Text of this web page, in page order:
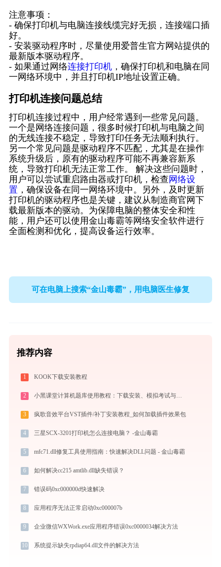
注意事项：
- 确保打印机与电脑连接线缆完好无损，连接端口插
好。
- 安装驱动程序时，尽量使用爱普生官方网站提供的
最新版本驱动程序。
- 如果通过网络连接打印机，确保打印机和电脑在同
一网络环境中，并且打印机IP地址设置正确。
打印机连接问题总结
打印机连接过程中，用户经常遇到一些常见问题。
一个是网络连接问题，很多时候打印机与电脑之间
的无线连接不稳定，导致打印任务无法顺利执行。
另一个常见问题是驱动程序不匹配，尤其是在操作
系统升级后，原有的驱动程序可能不再兼容新系
统，导致打印机无法正常工作。 解决这些问题时，
用户可以尝试重启路由器或打印机，检查 网络设
置 ，确保设备在同一网络环境中。另外，及时更新
打印机的驱动程序也是关键，建议从制造商官网下
载最新版本的驱动。为保障电脑的整体安全和性
能，用户还可以使用金山毒霸等网络安全软件进行
全面检测和优化，提高设备运行效率。
可在电脑上搜索“金山毒霸”，用电脑医生修复
推荐内容
1 KOOK下载安装教程
2 小黑课堂计算机题库使用教程：下载安装、模拟考试与高效刷题全攻略
3 疯歌音效平台VST插件/补丁安装教程_如何加载插件效果包
4 三星SCX-3201打印机怎么连接电脑？ -金山毒霸
5 mfc71.dll修复工具使用指南：快速解决DLL问题 - 金山毒霸
6 如何解决cc215 amtlib.dll缺失错误？
7 错误码0xc000000d快速解决
8 应用程序无法正常启动0xc000007b
9 企业微信WXWork.exe应用程序错误0xc0000034解决方法
10 系统提示缺失rpdiap64.dll文件的解决方法